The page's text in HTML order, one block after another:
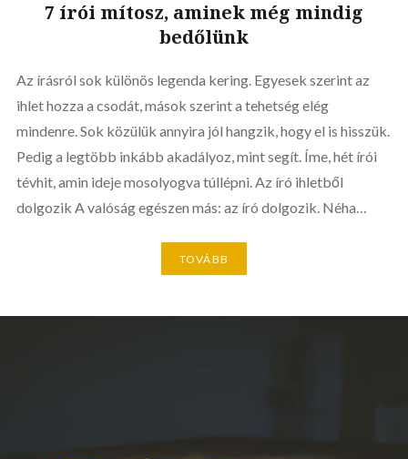
7 írói mítosz, aminek még mindig
bedőlünk
Az írásról sok különös legenda kering. Egyesek szerint az
ihlet hozza a csodát, mások szerint a tehetség elég
mindenre. Sok közülük annyira jól hangzik, hogy el is hisszük.
Pedig a legtöbb inkább akadályoz, mint segít. Íme, hét írói
tévhit, amin ideje mosolyogva túllépni. Az író ihletből
dolgozik A valóság egészen más: az író dolgozik. Néha…
TOVÁBB